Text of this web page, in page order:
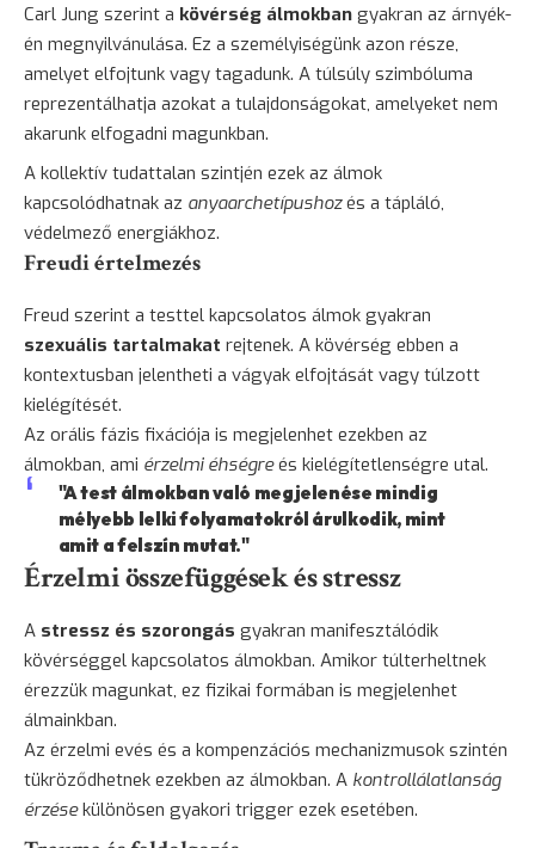
Carl Jung szerint a kövérség álmokban gyakran az árnyék-
én megnyilvánulása. Ez a személyiségünk azon része,
amelyet elfojtunk vagy tagadunk. A túlsúly szimbóluma
reprezentálhatja azokat a tulajdonságokat, amelyeket nem
akarunk elfogadni magunkban.
A kollektív tudattalan szintjén ezek az álmok
kapcsolódhatnak az anyaarchetípushozés a tápláló,
védelmező energiákhoz.
Freudi értelmezés
Freud szerint a testtel kapcsolatos álmok gyakran
szexuális tartalmakat rejtenek. A kövérség ebben a
kontextusban jelentheti a vágyak elfojtását vagy túlzott
kielégítését.
Az orális fázis fixációja is megjelenhet ezekben az
álmokban, ami érzelmi éhségreés kielégítetlenségre utal.
"A test álmokban való megjelenése mindig
mélyebb lelki folyamatokról árulkodik, mint
amit a felszín mutat."
Érzelmi összefüggések és stressz
A stressz és szorongás gyakran manifesztálódik
kövérséggel kapcsolatos álmokban. Amikor túlterheltnek
érezzük magunkat, ez fizikai formában is megjelenhet
álmainkban.
Az érzelmi evés és a kompenzációs mechanizmusok szintén
tükröződhetnek ezekben az álmokban. A kontrollálatlanság
érzésekülönösen gyakori trigger ezek esetében.